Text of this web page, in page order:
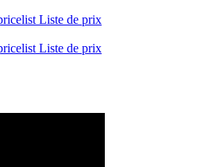
Liste de prix
Liste de prix